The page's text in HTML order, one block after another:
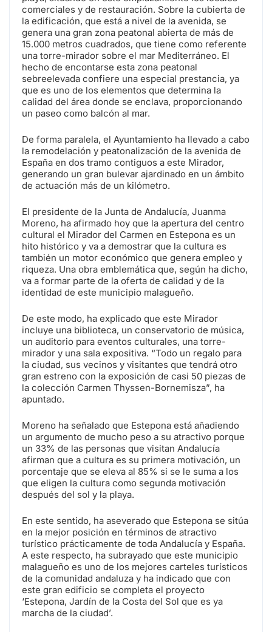
comerciales y de restauración. Sobre la cubierta de
la edificación, que está a nivel de la avenida, se
genera una gran zona peatonal abierta de más de
15.000 metros cuadrados, que tiene como referente
una torre-mirador sobre el mar Mediterráneo. El
hecho de encontarse esta zona peatonal
sebreelevada confiere una especial prestancia, ya
que es uno de los elementos que determina la
calidad del área donde se enclava, proporcionando
un paseo como balcón al mar.
De forma paralela, el Ayuntamiento ha llevado a cabo
la remodelación y peatonalización de la avenida de
España en dos tramo contiguos a este Mirador,
generando un gran bulevar ajardinado en un ámbito
de actuación más de un kilómetro.
El presidente de la Junta de Andalucía, Juanma
Moreno, ha afirmado hoy que la apertura del centro
cultural el Mirador del Carmen en Estepona es un
hito histórico y va a demostrar que la cultura es
también un motor económico que genera empleo y
riqueza. Una obra emblemática que, según ha dicho,
va a formar parte de la oferta de calidad y de la
identidad de este municipio malagueño.
De este modo, ha explicado que este Mirador
incluye una biblioteca, un conservatorio de música,
un auditorio para eventos culturales, una torre-
mirador y una sala expositiva. “Todo un regalo para
la ciudad, sus vecinos y visitantes que tendrá otro
gran estreno con la exposición de casi 50 piezas de
la colección Carmen Thyssen-Bornemisza”, ha
apuntado.
Moreno ha señalado que Estepona está añadiendo
un argumento de mucho peso a su atractivo porque
un 33% de las personas que visitan Andalucía
afirman que a cultura es su primera motivación, un
porcentaje que se eleva al 85% si se le suma a los
que eligen la cultura como segunda motivación
después del sol y la playa.
En este sentido, ha aseverado que Estepona se sitúa
en la mejor posición en términos de atractivo
turístico prácticamente de toda Andalucía y España.
A este respecto, ha subrayado que este municipio
malagueño es uno de los mejores carteles turísticos
de la comunidad andaluza y ha indicado que con
este gran edificio se completa el proyecto
‘Estepona, Jardín de la Costa del Sol que es ya
marcha de la ciudad’.